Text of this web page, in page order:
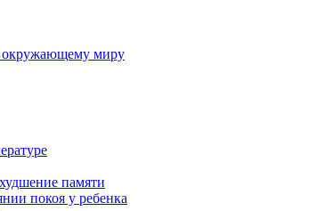
окружающему миру
памяти
покоя у ребенка